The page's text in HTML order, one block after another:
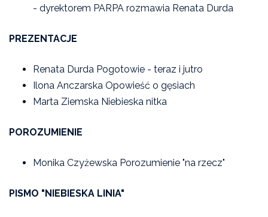
- dyrektorem PARPA rozmawia Renata Durda
PREZENTACJE
Renata Durda Pogotowie - teraz i jutro
Ilona Anczarska Opowieść o gęsiach
Marta Ziemska Niebieska nitka
POROZUMIENIE
Monika Czyżewska Porozumienie "na rzecz"
PISMO "NIEBIESKA LINIA"